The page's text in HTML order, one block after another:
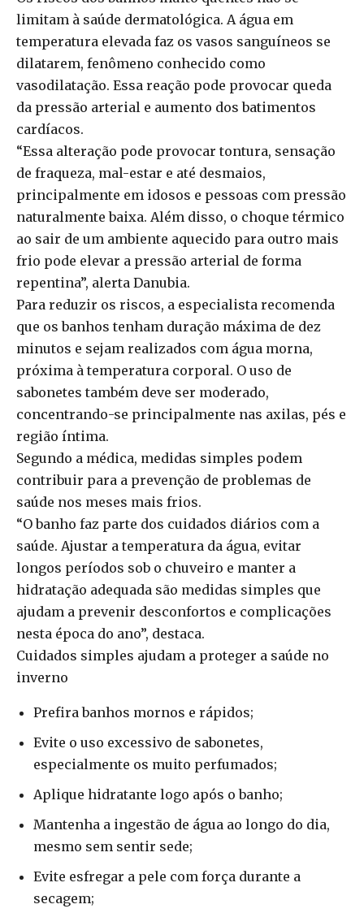
limitam à saúde dermatológica. A água em
temperatura elevada faz os vasos sanguíneos se
dilatarem, fenômeno conhecido como
vasodilatação. Essa reação pode provocar queda
da pressão arterial e aumento dos batimentos
cardíacos.
“Essa alteração pode provocar tontura, sensação
de fraqueza, mal-estar e até desmaios,
principalmente em idosos e pessoas com pressão
naturalmente baixa. Além disso, o choque térmico
ao sair de um ambiente aquecido para outro mais
frio pode elevar a pressão arterial de forma
repentina”, alerta Danubia.
Para reduzir os riscos, a especialista recomenda
que os banhos tenham duração máxima de dez
minutos e sejam realizados com água morna,
próxima à temperatura corporal. O uso de
sabonetes também deve ser moderado,
concentrando-se principalmente nas axilas, pés e
região íntima.
Segundo a médica, medidas simples podem
contribuir para a prevenção de problemas de
saúde nos meses mais frios.
“O banho faz parte dos cuidados diários com a
saúde. Ajustar a temperatura da água, evitar
longos períodos sob o chuveiro e manter a
hidratação adequada são medidas simples que
ajudam a prevenir desconfortos e complicações
nesta época do ano”, destaca.
Cuidados simples ajudam a proteger a saúde no
inverno
Prefira banhos mornos e rápidos;
Evite o uso excessivo de sabonetes,
especialmente os muito perfumados;
Aplique hidratante logo após o banho;
Mantenha a ingestão de água ao longo do dia,
mesmo sem sentir sede;
Evite esfregar a pele com força durante a
secagem;